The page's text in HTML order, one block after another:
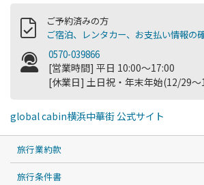
ご予約済みの方
ご宿泊、レンタカー、お支払い情報の
0570-039866
[営業時間] 平日 10:00～17:00
[休業日] 土日祝・年末年始(12/29
global cabin横浜中華街 公式サイト
旅行業約款
旅行条件書